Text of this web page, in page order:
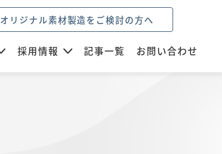
オリジナル素材製造をご検討の方へ
採用情報 記事一覧 お問い合わせ